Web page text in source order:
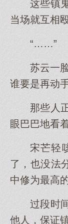
这些镇
当场就互相
“……”
苏云一
谁要是再动
那些人
眼巴巴地看
宋芒轻
了，也没法
中修为最高
过段时
他人，保证